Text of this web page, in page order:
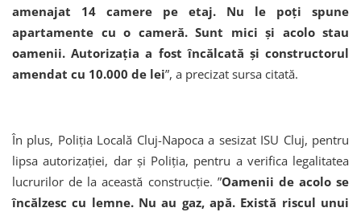
amenajat 14 camere pe etaj. Nu le poți spune
apartamente cu o cameră. Sunt mici și acolo stau
oamenii. Autorizația a fost încălcată și constructorul
amendat cu 10.000 de lei”, a precizat sursa citată.
În plus, Poliția Locală Cluj-Napoca a sesizat ISU Cluj, pentru
lipsa autorizației, dar și Poliția, pentru a verifica legalitatea
lucrurilor de la această construcție. ”Oamenii de acolo se
încălzesc cu lemne. Nu au gaz, apă. Există riscul unui